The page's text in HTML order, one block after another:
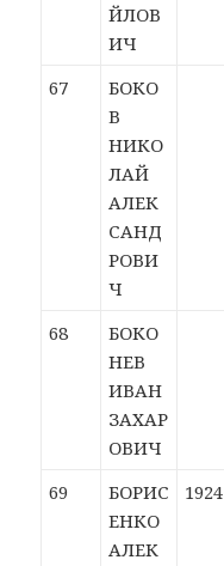
ЙЛОВ
ИЧ
67
БОКО
В
НИКО
ЛАЙ
АЛЕК
САНД
РОВИ
Ч
68
БОКО
НЕВ
ИВАН
ЗАХАР
ОВИЧ
69
БОРИС
ЕНКО
АЛЕК
1924